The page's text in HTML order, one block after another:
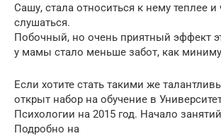
Сашу, стала относиться к нему теплее и
слушаться.
Побочный, но очень приятный эффект
у мамы стало меньше забот, как
Если хотите стать такими же
открыт набор на обучение в
Психологии на 2015 год. Начало
Подробно на